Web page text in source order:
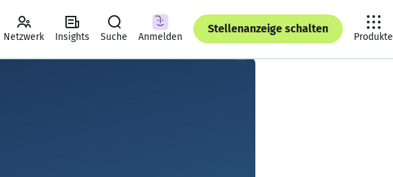
Netzwerk Insights Suche Anmelden
Stellenanzeige schalten
Produkte